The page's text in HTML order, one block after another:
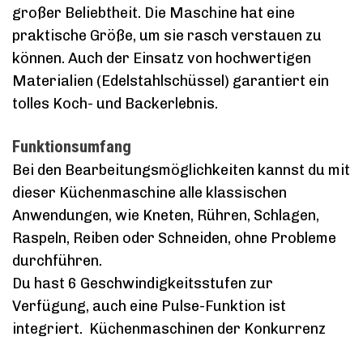
großer Beliebtheit. Die Maschine hat eine
praktische Größe, um sie rasch verstauen zu
können. Auch der Einsatz von hochwertigen
Materialien (Edelstahlschüssel) garantiert ein
tolles Koch- und Backerlebnis.
Funktionsumfang
Bei den Bearbeitungsmöglichkeiten kannst du mit
dieser Küchenmaschine alle klassischen
Anwendungen, wie Kneten, Rühren, Schlagen,
Raspeln, Reiben oder Schneiden, ohne Probleme
durchführen.
Du hast 6 Geschwindigkeitsstufen zur
Verfügung, auch eine Pulse-Funktion ist
integriert. Küchenmaschinen der Konkurrenz